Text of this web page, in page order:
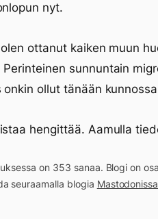
nyt.
ottanut kaiken muun
sunnuntain
onkin ollut tänään
hengittää. Aamulla
on 353 sanaa. Blogi on osa
seuraamalla blogia Mastodonissa